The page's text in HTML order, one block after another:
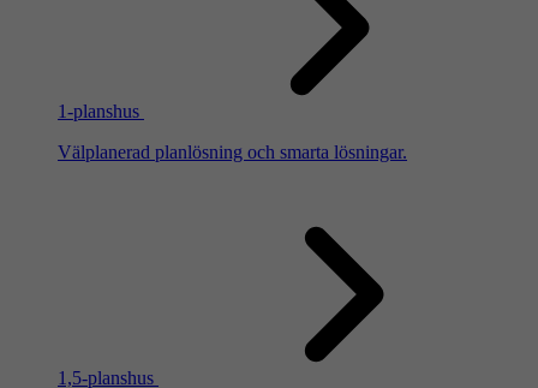
1-planshus
Välplanerad planlösning och smarta lösningar.
1,5-planshus